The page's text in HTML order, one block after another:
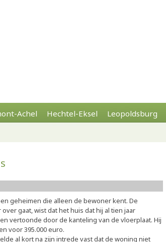
Achel Hechtel-Eksel Leopoldsburg
geheimen die alleen de bewoner kent. De
gaat, wist dat het huis dat hij al tien jaar
vertoonde door de kanteling van de vloerplaat. Hij
voor 395.000 euro.
al kort na zijn intrede vast dat de woning niet